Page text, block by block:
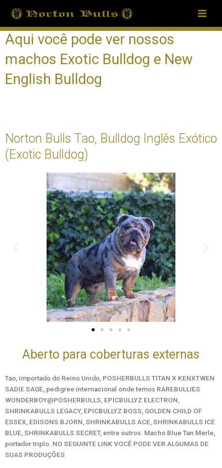
content
Main
Menu
Aqui você pode ver nossos
machos Exotic Bulldog e New
English Bulldog
Norton Bulls Tao, Bulldog Inglês Exótico
(Exotic Bulldog)
Aberto para coberturas externas
Tao, importado do Reino Unido, POSHERBULLS TITAN X KENXTWEN
SADIE SAGE, pedigree internacional onde temos RAREBULLIES
WONDERBOY@POSHERBULLS, EPICBULLYZ ELECTRON,
SHRINKABULLS LEGACY, EPICBULLYZ BOSS, GOLDEN CHILD OF
ESSEX, EDISONS BJORN, SHRINKABULLS ACE, SHRINKABULLS ICE
BLUE, SHRINKABULLS SECRET, entre outros. Macho Blue Tan Merle,
portador triplo. NO SEGUINTE LINK VOCÊ PODE VER ALGUMAS DE
SUAS PRODUÇÕES